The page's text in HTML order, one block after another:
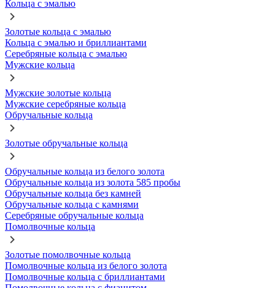
Кольца с эмалью
Золотые кольца с эмалью
Кольца с эмалью и бриллиантами
Серебряные кольца с эмалью
Мужские кольца
Мужские золотые кольца
Мужские серебряные кольца
Обручальные кольца
Золотые обручальные кольца
Обручальные кольца из белого золота
Обручальные кольца из золота 585 пробы
Обручальные кольца без камней
Обручальные кольца с камнями
Серебряные обручальные кольца
Помолвочные кольца
Золотые помолвочные кольца
Помолвочные кольца из белого золота
Помолвочные кольца с бриллиантами